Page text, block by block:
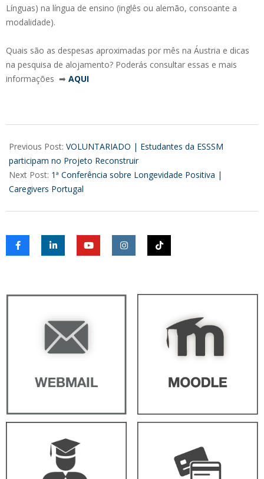
Línguas) na língua de ensino (inglês ou alemão, consoante a
modalidade).
Quais são as despesas aproximadas por mês na Áustria e dicas
na pesquisa de alojamento? Poderás consultar essas e mais
informações ➡ AQUI
04-
03
Previous Post: VOLUNTARIADO | Estudantes da ESSSM
participam no Projeto Reconstruir
Next Post: 1ª Conferência sobre Longevidade Positiva |
Caregivers Portugal